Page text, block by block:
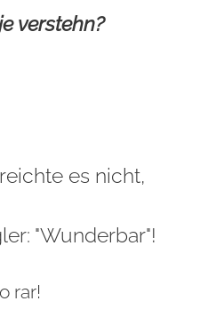
verstehn?
es nicht,
"Wunderbar"!
rar!